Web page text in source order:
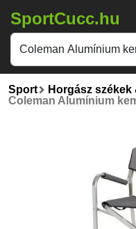
SportCucc.hu
Sport
Horgász székek
Coleman Alumínium